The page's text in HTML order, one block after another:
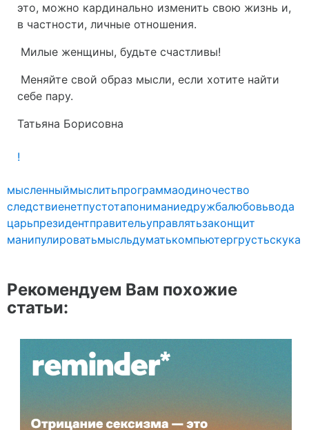
это, можно кардинально изменить свою жизнь и,
в частности, личные отношения.
Милые женщины, будьте счастливы!
Меняйте свой образ мысли, если хотите найти
себе пару.
Татьяна Борисовна
!
мысленныймыслитьпрограммаодиночество
следствиенетпустотапониманиедружбалюбовьвода
царьпрезидентправительуправлятьзаконщит
манипулироватьмысльдуматькомпьютергрустьскука
Рекомендуем Вам похожие
статьи: